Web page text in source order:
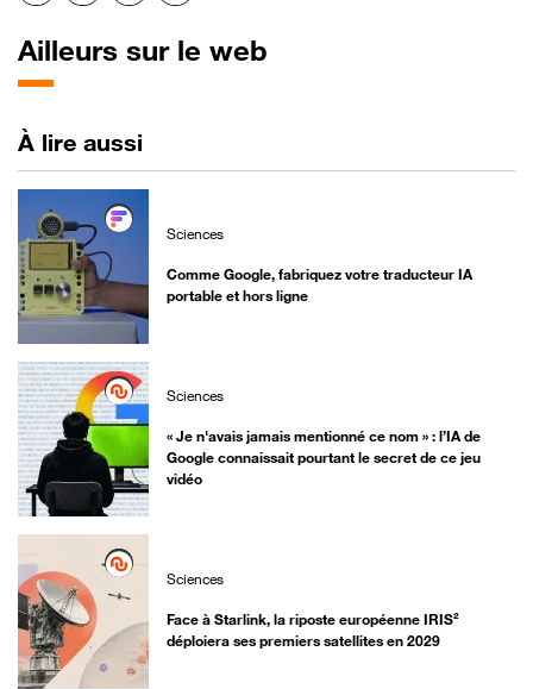
Ailleurs sur le web
À lire aussi
Sciences
Comme Google, fabriquez votre traducteur IA
portable et hors ligne
Sciences
« Je n'avais jamais mentionné ce nom » : l’IA de
Google connaissait pourtant le secret de ce jeu
vidéo
Sciences
Face à Starlink, la riposte européenne IRIS²
déploiera ses premiers satellites en 2029